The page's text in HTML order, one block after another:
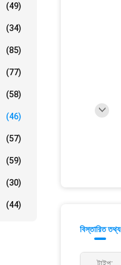
(49)
(34)
(85)
(77)
(58)
(46)
(57)
(59)
(30)
(44)
বিস্তারিত তথ্য